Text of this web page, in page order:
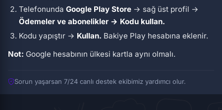
TelefonundaGoogle Play Store → sağ üst profil →
Ödemeler ve abonelikler → Kodu kullan.
Kodu yapıştır → Kullan. Bakiye Play hesabına eklenir.
Not: Google hesabının ülkesi kartla aynı olmalı.
Sorun yaşarsan 7/24 canlı destek ekibimiz yardımcı olur.